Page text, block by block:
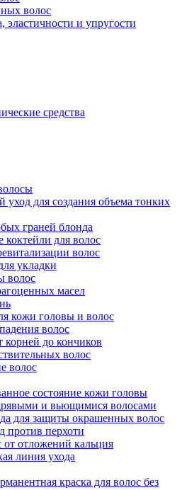
волос
и упругости
средства
для создания объема тонких
граней блонда
для волос
волос
укладки
волос
масел
кожи головы и волос
волос
корней до кончиков
волос
волос
состояние кожи головы
и вьющимися волосами
для защиты окрашенных волос
против перхоти
отложений кальция
линия ухода
краска для волос без